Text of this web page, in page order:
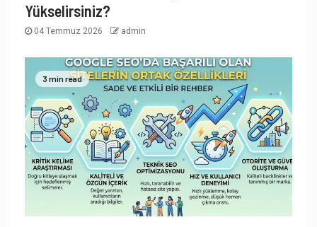
Yükselirsiniz?
04 Temmuz 2026 admin
3 min read